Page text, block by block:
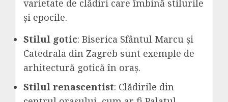
varietate de clădiri care îmbină stilurile
și epocile.
Stilul gotic: Biserica Sfântul Marcu și
Catedrala din Zagreb sunt exemple de
arhitectură gotică în oraș.
Stilul renascentist: Clădirile din